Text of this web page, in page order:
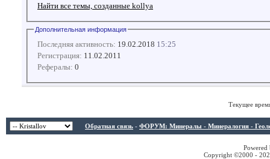
Найти все темы, созданные kollya
Дополнительная информация
Последняя активность: 19.02.2018 15:25
Регистрация: 11.02.2011
Рефералы: 0
Текущее
Обратная связь - ФОРУМ: Минералы - Минералогия -
Copyright ©2000 -